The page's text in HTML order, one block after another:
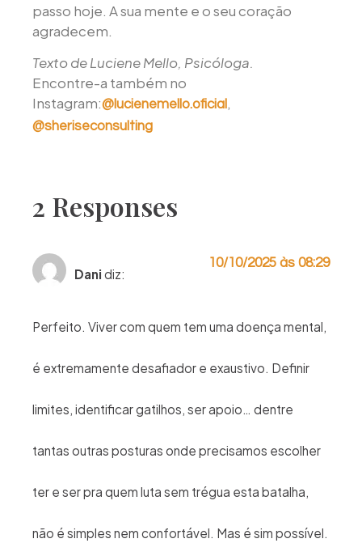
passo hoje. A sua mente e o seu coração
agradecem.
Texto de Luciene Mello, Psicóloga.
Encontre-a também no
Instagram:@lucienemello.oficial ,
@sheriseconsulting
2 Responses
Dani diz:
10/10/2025 às 08:29
Perfeito. Viver com quem tem uma doença mental,
é extremamente desafiador e exaustivo. Definir
limites, identificar gatilhos, ser apoio… dentre
tantas outras posturas onde precisamos escolher
ter e ser pra quem luta sem trégua esta batalha,
não é simples nem confortável. Mas é sim possível.